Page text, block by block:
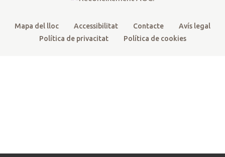
Mapa del lloc Accessibilitat Contacte
Avís legal
Política de privacitat
Política de cookies